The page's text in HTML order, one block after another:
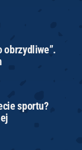
obrzydliwe”.
sportu?